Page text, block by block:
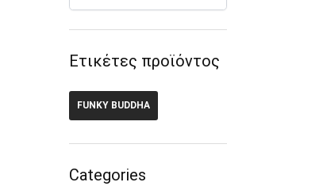
Ετικέτες προϊόντος
FUNKY BUDDHA
Categories